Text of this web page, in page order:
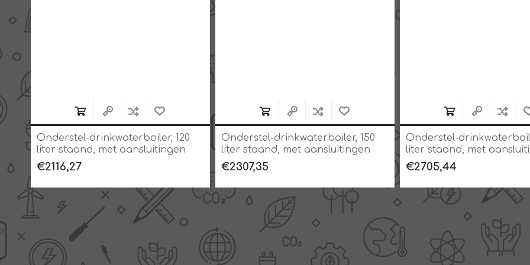
Onderstel-drinkwaterboiler, 120
liter staand, met aansluitingen
boven
€2116,27
Onderstel-drinkwaterboiler, 150
liter staand, met aansluitingen
boven
€2307,35
Onderstel-
liter staand, met
boven
€2705,44